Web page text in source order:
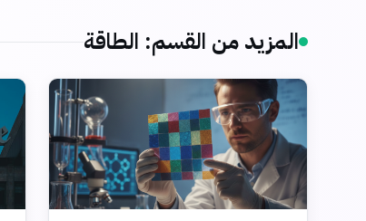
المزيد من القسم: الطاقة